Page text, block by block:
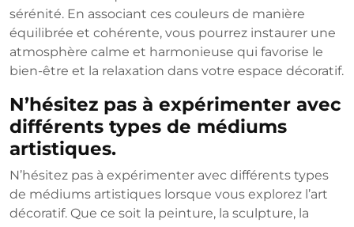
sérénité. En associant ces couleurs de manière
équilibrée et cohérente, vous pourrez instaurer une
atmosphère calme et harmonieuse qui favorise le
bien-être et la relaxation dans votre espace décoratif.
N’hésitez pas à expérimenter avec
différents types de médiums
artistiques.
N’hésitez pas à expérimenter avec différents types
de médiums artistiques lorsque vous explorez l’art
décoratif. Que ce soit la peinture, la sculpture, la